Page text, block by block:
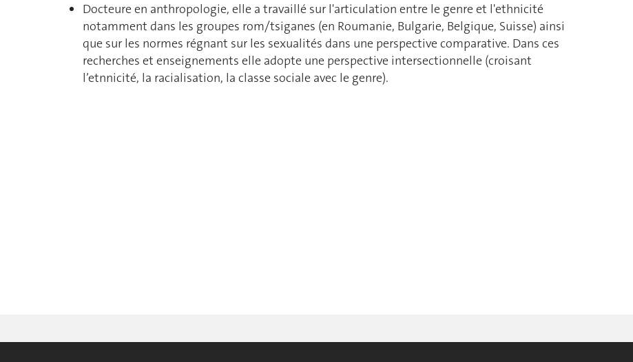
Docteure en anthropologie, elle a travaillé sur l'articulation entre le genre et l'ethnicité
notamment dans les groupes rom/tsiganes (en Roumanie, Bulgarie, Belgique, Suisse) ainsi
que sur les normes régnant sur les sexualités dans une perspective comparative. Dans ces
recherches et enseignements elle adopte une perspective intersectionnelle (croisant
l’etnnicité, la racialisation, la classe sociale avec le genre).